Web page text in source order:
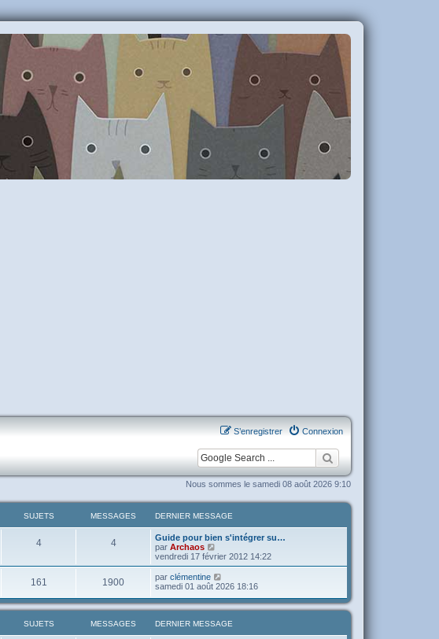
Connexion
S’enregistrer
Nous sommes le samedi 08 août 2026 9:10
SUJETS MESSAGES DERNIER MESSAGE
4 4
Guide pour bien s'intégrer su…
par Archaos
o
i
r
l
d
e
r
vendredi 17 février 2012 14:22
161 1900 par clémentine
o
r
l
e
samedi 01 août 2026 18:16
SUJETS MESSAGES DERNIER MESSAGE